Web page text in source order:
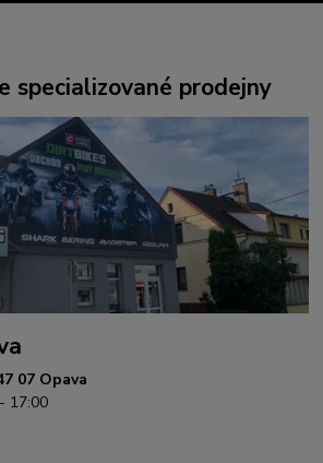
specializované prodejny
07 Opava
17:00